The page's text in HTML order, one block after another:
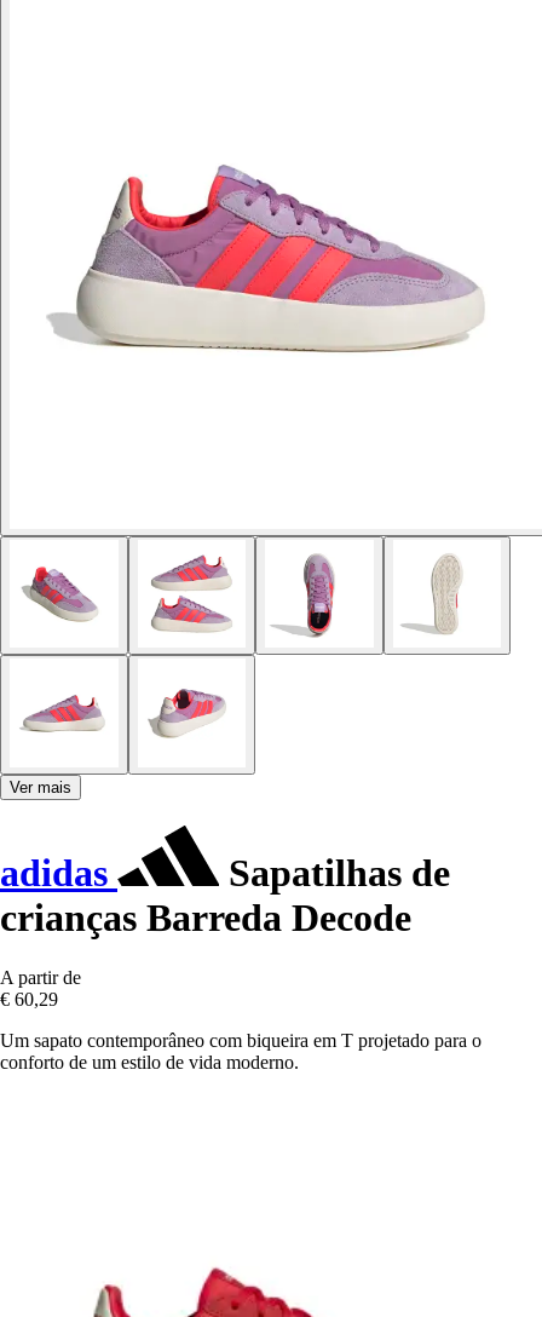
Ver mais
adidas
Sapatilhas de
crianças Barreda Decode
A partir de
€ 60,29
Um sapato contemporâneo com biqueira em T projetado para o
conforto de um estilo de vida moderno.